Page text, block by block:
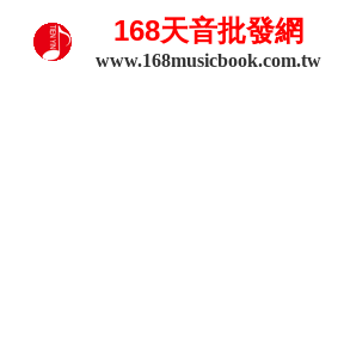
168天音批發網
www.168musicbook.com.tw